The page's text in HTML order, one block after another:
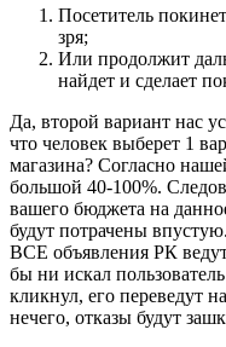
Посетитель
зря;
Или продолжит
найдет и сделает
Да, второй вариант нас
что человек выберет 1
магазина? Согласно
большой 40-100%.
вашего бюджета на
будут потрачены
ВСЕ объявления РК
бы ни искал
кликнул, его переведут
нечего, отказы будут